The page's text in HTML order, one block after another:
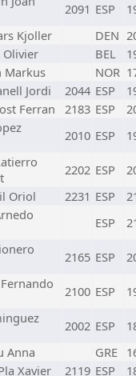
2091 ESP
Kjoller DEN
BEL
Markus NOR
Jordi 2044 ESP
Ferran 2183 ESP
2010 ESP
2202 ESP
Oriol 2231 ESP
ESP
2165 ESP
2100 ESP
2002 ESP
Anna GRE
Xavier 2119 ESP